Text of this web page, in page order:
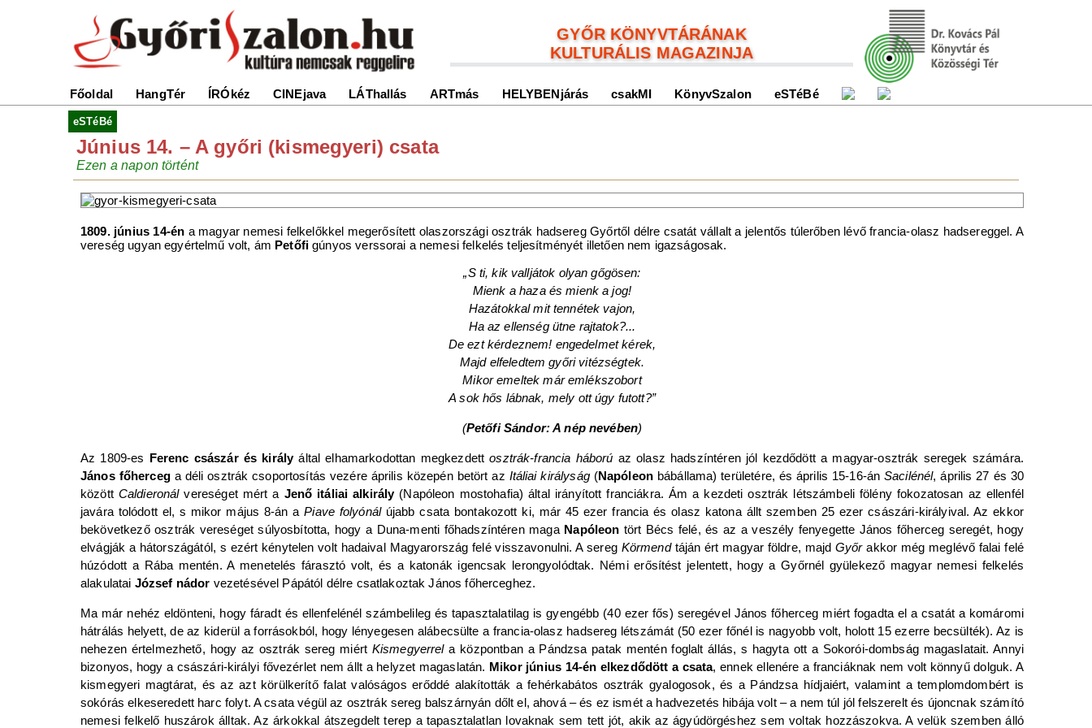
GYŐR KÖNYVTÁRÁNAK
KULTURÁLIS MAGAZINJA
Főoldal HangTér ÍRÓkéz CINEjava LÁThallás ARTmás HELYBENjárás csakMI KönyvSzalon eSTéBé
eSTéBé
Június 14. – A győri (kismegyeri) csata
Ezen a napon történt
1809. június 14-én a magyar nemesi felkelőkkel megerősített olaszországi osztrák hadsereg Győrtől délre csatát vállalt a jelentős túlerőben lévő francia-olasz hadsereggel. A
vereség ugyan egyértelmű volt, ám Petőfi gúnyos verssorai a nemesi felkelés teljesítményét illetően nem igazságosak.
„S ti, kik valljátok olyan gőgösen:
Mienk a haza és mienk a jog!
Hazátokkal mit tennétek vajon,
Ha az ellenség ütne rajtatok?...
De ezt kérdeznem! engedelmet kérek,
Majd elfeledtem győri vitézségtek.
Mikor emeltek már emlékszobort
A sok hős lábnak, mely ott úgy futott?”
(Petőfi Sándor: A nép nevében)
Az 1809-es Ferenc császár és királyáltal elhamarkodottan megkezdettosztrák-francia háború az olasz hadszíntéren jól kezdődött a magyar-osztrák seregek számára.
János főhercega déli osztrák csoportosítás vezére április közepén betört az Itáliai királyság(Napóleon bábállama) területére, és április 15-16-ánSacilénél, április 27 és 30
között Caldieronálvereséget mért a Jenő itáliai alkirály(Napóleon mostohafia) által irányított franciákra. Ám a kezdeti osztrák létszámbeli fölény fokozatosan az ellenfél
javára tolódott el, s mikor május 8-án aPiave folyónálújabb csata bontakozott ki, már 45 ezer francia és olasz katona állt szemben 25 ezer császári-királyival. Az ekkor
bekövetkező osztrák vereséget súlyosbította, hogy a Duna-menti főhadszíntéren maga Napóleon tört Bécs felé, és az a veszély fenyegette János főherceg seregét, hogy
elvágják a hátországától, s ezért kénytelen volt hadaival Magyarország felé visszavonulni. A sereg Körmendtáján ért magyar földre, majdGyőrakkor még meglévő falai felé
húzódott a Rába mentén. A menetelés fárasztó volt, és a katonák igencsak lerongyolódtak. Némi erősítést jelentett, hogy a Győrnél gyülekező magyar nemesi felkelés
alakulatai József nádor vezetésével Pápától délre csatlakoztak János főherceghez.
Ma már nehéz eldönteni, hogy fáradt és ellenfelénél számbelileg és tapasztalatilag is gyengébb (40 ezer fős) seregével János főherceg miért fogadta el a csatát a komáromi
hátrálás helyett, de az kiderül a forrásokból, hogy lényegesen alábecsülte a francia-olasz hadsereg létszámát (50 ezer főnél is nagyobb volt, holott 15 ezerre becsülték). Az is
nehezen értelmezhető, hogy az osztrák sereg miért Kismegyerrela központban a Pándzsa patak mentén foglalt állás, s hagyta ott a Sokorói-dombság magaslatait. Annyi
bizonyos, hogy a császári-királyi fővezérlet nem állt a helyzet magaslatán. Mikor június 14-én elkezdődött a csata, ennek ellenére a franciáknak nem volt könnyű dolguk. A
kismegyeri magtárat, és az azt körülkerítő falat valóságos erőddé alakították a fehérkabátos osztrák gyalogosok, és a Pándzsa hídjaiért, valamint a templomdombért is
sokórás elkeseredett harc folyt. A csata végül az osztrák sereg balszárnyán dőlt el, ahová – és ez ismét a hadvezetés hibája volt – a nem túl jól felszerelt és újoncnak számító
nemesi felkelő huszárok álltak. Az árkokkal átszegdelt terep a tapasztalatlan lovaknak sem tett jót, akik az ágyúdörgéshez sem voltak hozzászokva. A velük szemben álló